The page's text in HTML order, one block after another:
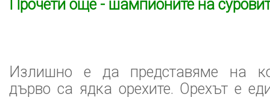
Прочети още - шампионите на
Излишно е да представяме на
дърво са ядка орехите. Орехът е